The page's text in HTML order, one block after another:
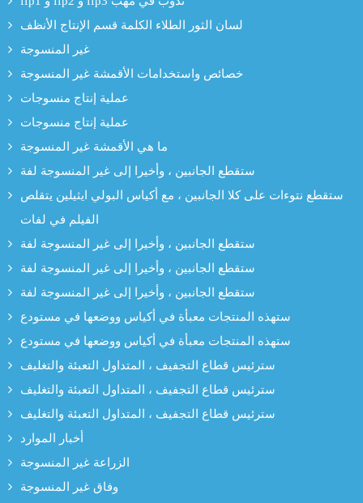
لسان الثور الطلاء الكلمة قسم الإنتاج الأنظف
غير المنسوجة
خصائص واستخدامات الأقمشة غير المنسوجة
عملية إنتاج منسوجات
عملية إنتاج منسوجات
ما هي الأقمشة غير المنسوجة
ستقطع الجانبين ، وأخيرا إلى غير المنسوجة لفة
ستقطع نتوءات على كلا الجانبين ، مع أكياس البولي ايثيلين يتقلص
الفيلم في لفات
ستقطع الجانبين ، وأخيرا إلى غير المنسوجة لفة
ستقطع الجانبين ، وأخيرا إلى غير المنسوجة لفة
ستقطع الجانبين ، وأخيرا إلى غير المنسوجة لفة
ستهذه المنتجات معبأة في أكياس ووضعها في مستودع
ستهذه المنتجات معبأة في أكياس ووضعها في مستودع
سترئيس قطاع التجفيف ، المتداول التعبئة والتغليف
سترئيس قطاع التجفيف ، المتداول التعبئة والتغليف
سترئيس قطاع التجفيف ، المتداول التعبئة والتغليف
أخبار الموارد
الزراعة غير المنسوجة
وفاق غير المنسوجة